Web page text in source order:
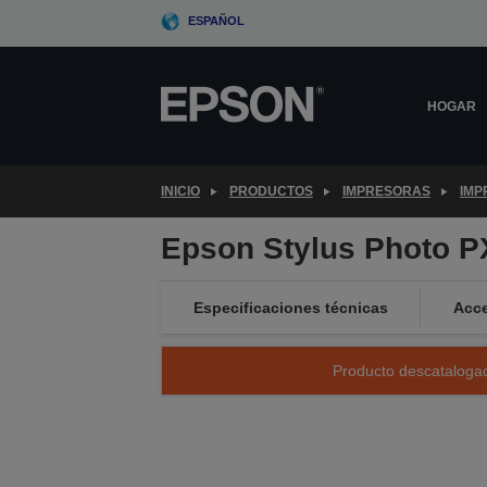
ESPAÑOL
HOGAR
INICIO PRODUCTOS IMPRESORAS
Epson Stylus Photo
Especificaciones técnicas
Producto